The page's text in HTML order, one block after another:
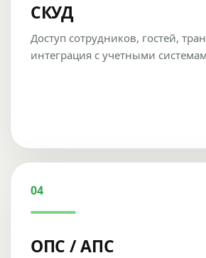
СКУД
Доступ сотрудников, гостей,
интеграция с учетными
04
ОПС / АПС